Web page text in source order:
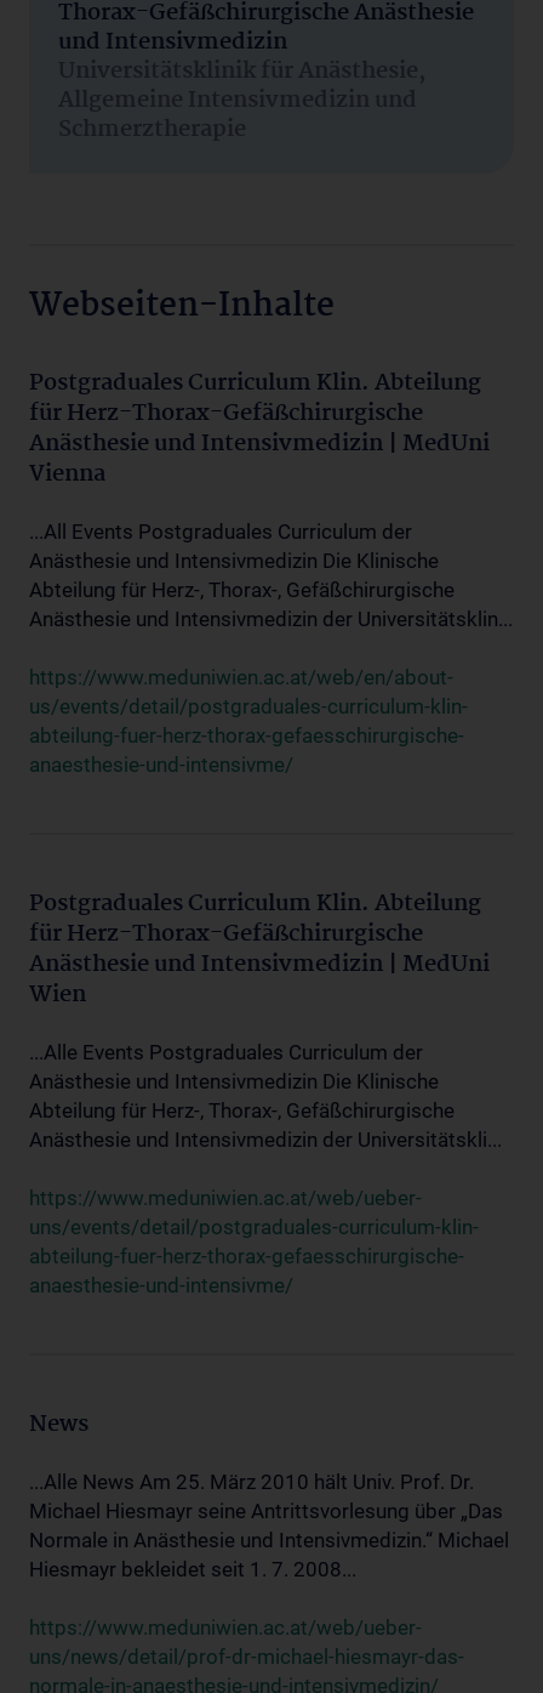
Thorax-Gefäßchirurgische Anästhesie
und Intensivmedizin
Universitätsklinik für Anästhesie,
Allgemeine Intensivmedizin und
Schmerztherapie
Webseiten-Inhalte
Postgraduales Curriculum Klin. Abteilung
für Herz-Thorax-Gefäßchirurgische
Anästhesie und Intensivmedizin | MedUni
Vienna
...All Events Postgraduales Curriculum der
Anästhesie und Intensivmedizin Die Klinische
Abteilung für Herz-, Thorax-, Gefäßchirurgische
Anästhesie und Intensivmedizin der Universitätsklin...
https://www.meduniwien.ac.at/web/en/about-
us/events/detail/postgraduales-curriculum-klin-
abteilung-fuer-herz-thorax-gefaesschirurgische-
anaesthesie-und-intensivme/
Postgraduales Curriculum Klin. Abteilung
für Herz-Thorax-Gefäßchirurgische
Anästhesie und Intensivmedizin | MedUni
Wien
...Alle Events Postgraduales Curriculum der
Anästhesie und Intensivmedizin Die Klinische
Abteilung für Herz-, Thorax-, Gefäßchirurgische
Anästhesie und Intensivmedizin der Universitätskli...
https://www.meduniwien.ac.at/web/ueber-
uns/events/detail/postgraduales-curriculum-klin-
abteilung-fuer-herz-thorax-gefaesschirurgische-
anaesthesie-und-intensivme/
News
...Alle News Am 25. März 2010 hält Univ. Prof. Dr.
Michael Hiesmayr seine Antrittsvorlesung über „Das
Normale in Anästhesie und Intensivmedizin.“ Michael
Hiesmayr bekleidet seit 1. 7. 2008...
https://www.meduniwien.ac.at/web/ueber-
uns/news/detail/prof-dr-michael-hiesmayr-das-
normale-in-anaesthesie-und-intensivmedizin/